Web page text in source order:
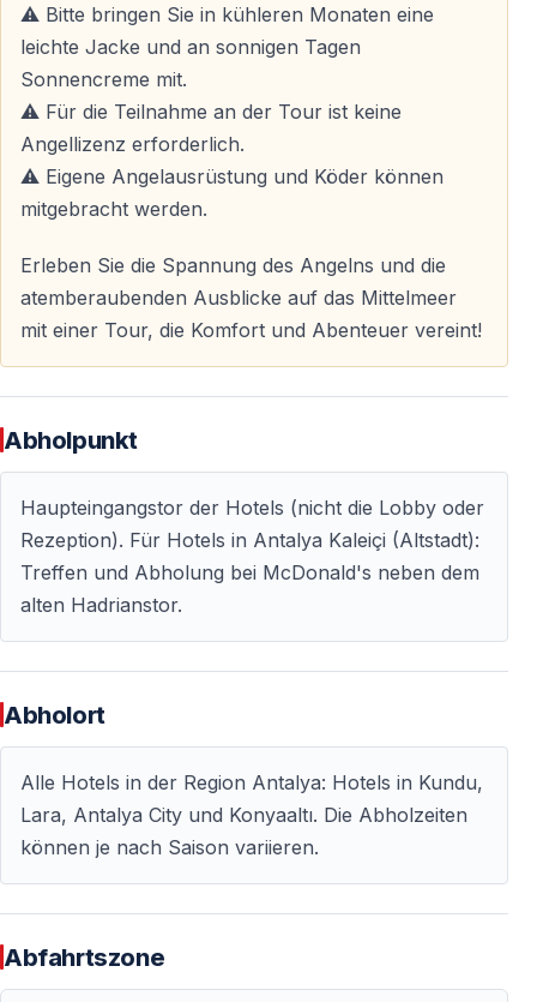
— Anpassung an Wetter- und Seebedingungen
Rückkehr
— Rückfahrt zum Hotel gegen
von den Seebedingungen
Warum diese Angeltour in Antalya wählen
Keine Angellizenz nötig
Touristen könnenohne Genehmigungam
Meeresangeln teilnehmen.
Ruhe und Natur
Perfekt für Gäste, die einen entspannten Tag fernab
von Massentourismus suchen.
Echtes Meeresangeln
Traditionelles Fischerboot, natürliche Köder und echte
Angelplätze im Mittelmeer.
Flexibler Ablauf
Der Tagesplan richtet sich nach Wetter, Meer und
Aktivität der Fische.
Für wen ist diese Tour geeignet
— Naturliebhaber
⚠️ Bitte bringen Sie in kühleren Monaten eine
leichte Jacke und an sonnigen Tagen
Sonnencreme mit.
⚠️ Für die Teilnahme an der Tour ist keine
Angellizenz erforderlich.
⚠️ Eigene Angelausrüstung und Köder können
mitgebracht werden.
Erleben Sie die Spannung des Angelns und die
atemberaubenden Ausblicke auf das Mittelmeer
mit einer Tour, die Komfort und Abenteuer vereint!
Abholpunkt
Haupteingangstor der Hotels (nicht die Lobby oder
Rezeption). Für Hotels in Antalya Kaleiçi (Altstadt):
Treffen und Abholung bei McDonald's neben dem
alten Hadrianstor.
Abholort
Alle Hotels in der Region Antalya: Hotels in Kundu,
Lara, Antalya City und Konyaaltı. Die Abholzeiten
können je nach Saison variieren.
Abfahrtszone